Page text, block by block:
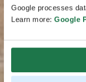
Google processes
Learn more: Google